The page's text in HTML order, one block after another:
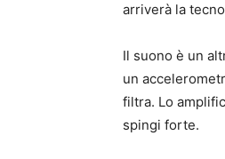
arriverà la
Il suono è un
un
filtra. Lo
spingi forte.